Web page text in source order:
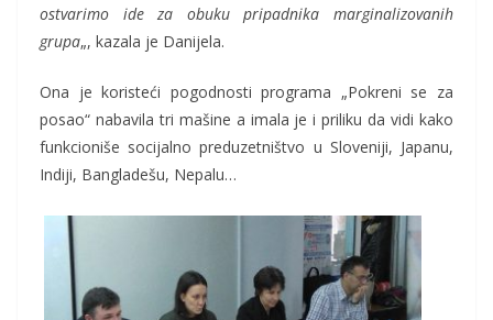
ostvarimo ide za obuku pripadnika marginalizovanih
grupa„, kazala je Danijela.
Ona je koristeći pogodnosti programa „Pokreni se za
posao“ nabavila tri mašine a imala je i priliku da vidi kako
funkcioniše socijalno preduzetništvo u Sloveniji, Japanu,
Indiji, Bangladešu, Nepalu…